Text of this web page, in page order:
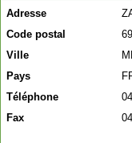
Adresse
Code postal
Ville
Pays
Téléphone
Fax